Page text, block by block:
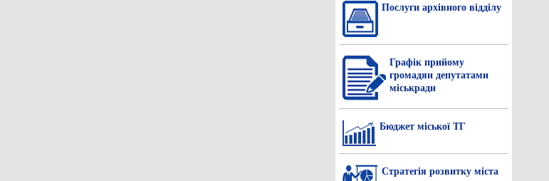
Послуги архівного відділу
Графік прийому
громадян депутатами
міськради
Бюджет міської ТГ
Стратегія розвитку міста